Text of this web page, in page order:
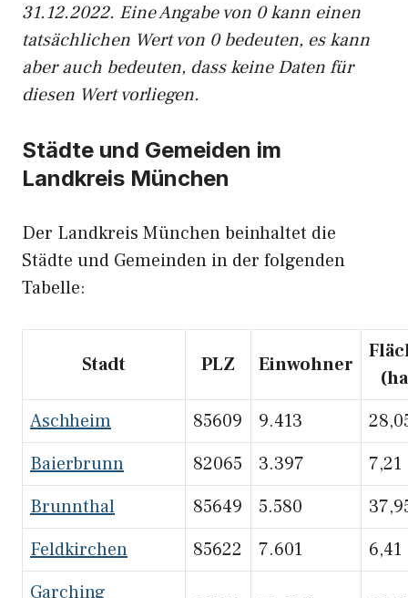
31.12.2022. Eine Angabe von 0 kann einen
tatsächlichen Wert von 0 bedeuten, es kann
aber auch bedeuten, dass keine Daten für
diesen Wert vorliegen.
Städte und Gemeiden im
Landkreis München
Der Landkreis München beinhaltet die
Städte und Gemeinden in der folgenden
Tabelle:
Stadt PLZ Einwohner
Aschheim
85609 9.413
Baierbrunn
82065 3.397
7,21
Brunnthal
85649 5.580
Feldkirchen
85622 7.601
6,41
Garching